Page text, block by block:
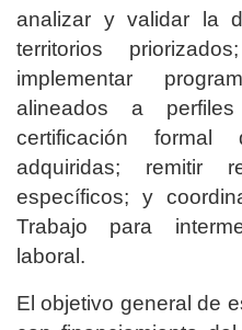
analizar y validar la
territorios
implementar
alineados a perfiles
certificación formal
adquiridas; remitir
específicos; y
Trabajo para
laboral.
El objetivo general de